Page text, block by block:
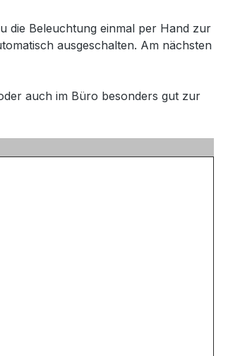
die Beleuchtung einmal per Hand zur
ausgeschalten. Am nächsten
auch im Büro besonders gut zur